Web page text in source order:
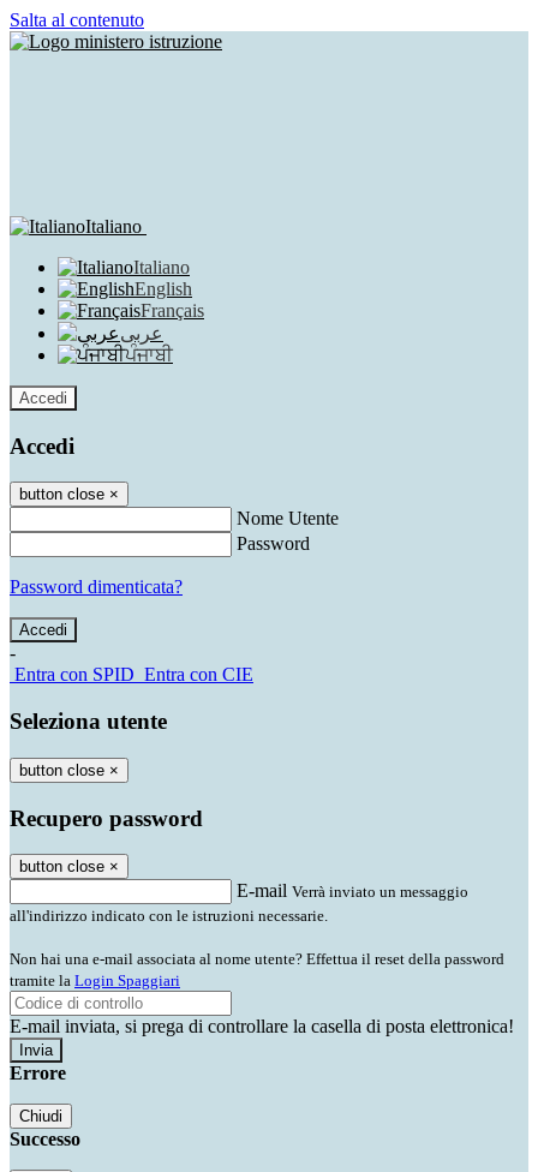
Salta al contenuto
Italiano
Italiano
English
Français
عربى
ਪੰਜਾਬੀ
Accedi
Accedi
button close ×
Nome Utente
Password
Password dimenticata?
-
Entra con SPID Entra con CIE
Seleziona utente
button close ×
Recupero password
button close ×
E-mail Verrà inviato un messaggio
all'indirizzo indicato con le istruzioni necessarie.
Non hai una e-mail associata al nome utente? Effettua il reset della password
tramite la Login Spaggiari
E-mail inviata, si prega di controllare la casella di posta elettronica!
Errore
Chiudi
Successo